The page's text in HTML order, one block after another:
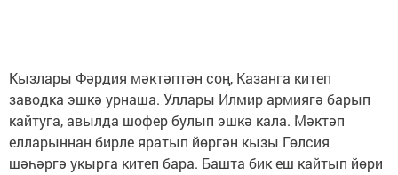
Кызлары Фәрдия мәктәптән соң, Казанга китеп
заводка эшкә урнаша. Уллары Илмир армиягә барып
кайтуга, авылда шофер булып эшкә кала. Мәктәп
елларыннан бирле яратып йөргән кызы Гөлсия
шәһәргә укырга китеп бара. Башта бик еш кайтып йөри